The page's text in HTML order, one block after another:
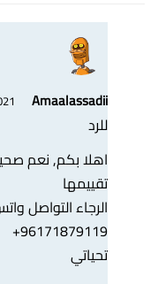
Amaalassadii
02/
للرد
اهلا بكم, نعم
تقييمها
الرجاء التواصل
96171879119+
تحياتي